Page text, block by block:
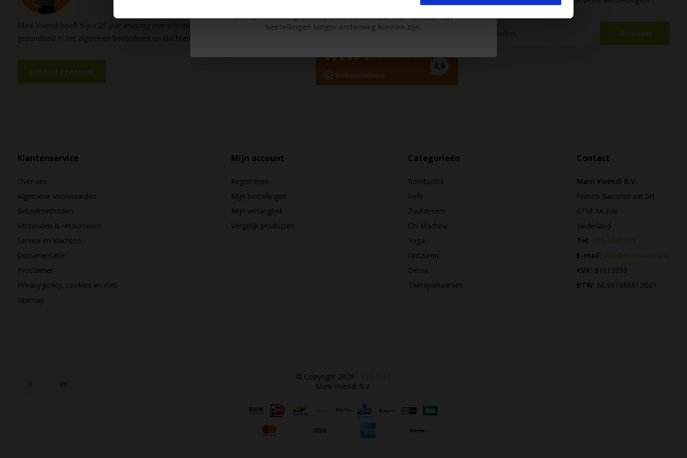
Mani Vivendi heeft bijna 25 jaar ervaring met effectieve, duurzame producten die de
gezondheid in het algemeen bevorderen en klachten helpen voorkomen.
Contact opnemen
Abonneer
Klantenservice
Over ons
Algemene voorwaarden
Betaalmethoden
Verzenden & retourneren
Service en klachten
Documentatie
Proclaimer
Privacy policy, cookies en AVG
Sitemap
Mijn account
Registreren
Mijn bestellingen
Mijn verlanglijst
Vergelijk producten
Categorieën
Kombucha
Kefir
Zuurdesem
Chi Machine
Yoga
Ontzuren
Detox
Therapiekaarsen
Contact
Mani Vivendi B.V.
Francis Baconstraat 5H
6718 XA Ede
Nederland
Tel: 085-1040291
E-mail: info@manivivendi.nl
KVK: 81012659
BTW: NL861888613B01
© Copyright 2026 - RSS-feed
Mani Vivendi B.V.
Let op! Het is erg druk bij onze verzendpartner vandaar dat
bestellingen langer onderweg kunnen zijn.